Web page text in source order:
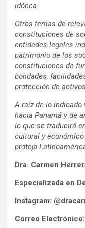
idónea.
Otros temas de
constituciones de
entidades legales
patrimonio de los
constituciones de
bondades,
protección de
A raíz de lo
hacia Panamá y de
lo que se traducirá
cultural y
proteja
Dra. Carmen
Especializada en
Instagram:
Correo